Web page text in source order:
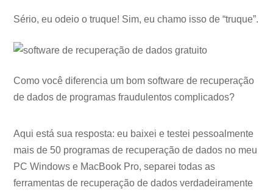
Sério, eu odeio o truque! Sim, eu chamo isso de “truque”.
Como você diferencia um bom software de recuperação
de dados de programas fraudulentos complicados?
Aqui está sua resposta: eu baixei e testei pessoalmente
mais de 50 programas de recuperação de dados no meu
PC Windows e MacBook Pro, separei todas as
ferramentas de recuperação de dados verdadeiramente